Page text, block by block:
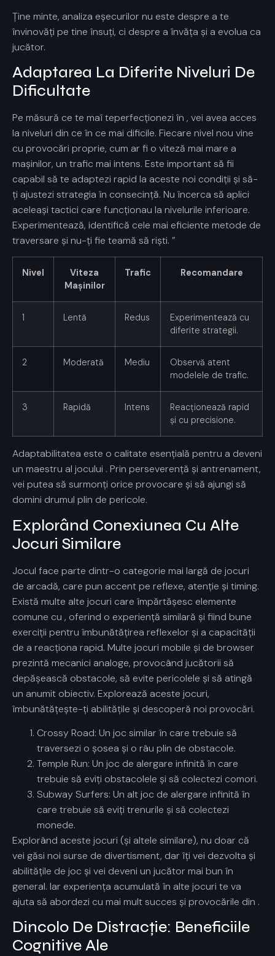
Ține minte, analiza eșecurilor nu este despre a te
învinovăți pe tine însuți, ci despre a învăța și a evolua ca
jucător.
Adaptarea La Diferite Niveluri De
Dificultate
Pe măsură ce te maî teperfecționezi în , vei avea acces
la niveluri din ce în ce mai dificile. Fiecare nivel nou vine
cu provocări proprie, cum ar fi o viteză mai mare a
mașinilor, un trafic mai intens. Este important să fii
capabil să te adaptezi rapid la aceste noi condiții și să-
ți ajustezi strategia în consecință. Nu încerca să aplici
aceleași tactici care funcționau la nivelurile inferioare.
Experimentează, identifică cele mai eficiente metode de
traversare și nu-ți fie teamă să riști. ”
Nivel
Viteza
Mașinilor
Trafic Recomandare
1 Lentă Redus
Experimentează cu
diferite strategii.
2 Moderată Mediu
Observă atent
modelele de trafic.
3 Rapidă Intens
Reacționează rapid
și cu precisione.
Adaptabilitatea este o calitate esențială pentru a deveni
un maestru al jocului . Prin perseverență și antrenament,
vei putea să surmonți orice provocare și să ajungi să
domini drumul plin de pericole.
Explorând Conexiunea Cu Alte
Jocuri Similare
Jocul face parte dintr-o categorie mai largă de jocuri
de arcadă, care pun accent pe reflexe, atenție și timing.
Există multe alte jocuri care împărtășesc elemente
comune cu , oferind o experiență similară și fiind bune
exerciții pentru îmbunătățirea reflexelor și a capacității
de a reacționa rapid. Multe jocuri mobile și de browser
prezintă mecanici analoge, provocând jucătorii să
depășească obstacole, să evite pericolele și să atingă
un anumit obiectiv. Explorează aceste jocuri,
îmbunătățește-ți abilitățile și descoperă noi provocări.
Crossy Road: Un joc similar în care trebuie să
traversezi o șosea și o râu plin de obstacole.
Temple Run: Un joc de alergare infinită în care
trebuie să eviți obstacolele și să colectezi comori.
Subway Surfers: Un alt joc de alergare infinită în
care trebuie să eviți trenurile și să colectezi
monede.
Explorând aceste jocuri (și altele similare), nu doar că
vei găsi noi surse de divertisment, dar îți vei dezvolta și
abilitățile de joc și vei deveni un jucător mai bun în
general. Iar experiența acumulată în alte jocuri te va
ajuta să abordezi cu mai mult succes și provocările din .
Dincolo De Distracție: Beneficiile
Cognitive Ale